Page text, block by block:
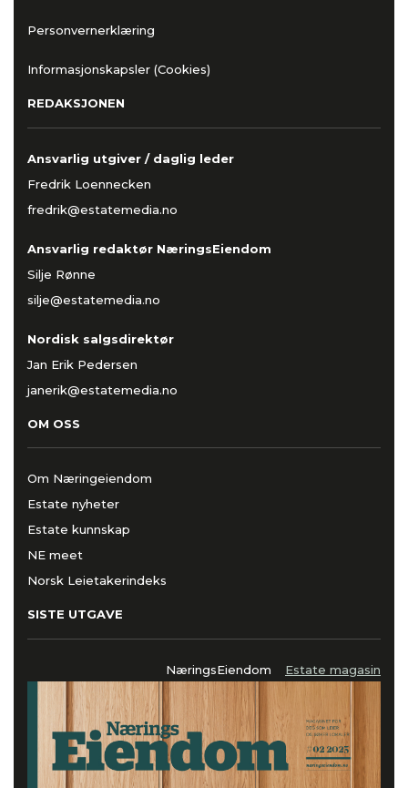
Personvernerklæring
Informasjonskapsler (Cookies)
REDAKSJONEN
Ansvarlig utgiver / daglig leder
Fredrik Loennecken
fredrik@estatemedia.no
Ansvarlig redaktør NæringsEiendom
Silje Rønne
silje@estatemedia.no
Nordisk salgsdirektør
Jan Erik Pedersen
janerik@estatemedia.no
OM OSS
Om Næringeiendom
Estate nyheter
Estate kunnskap
NE meet
Norsk Leietakerindeks
SISTE UTGAVE
NæringsEiendom Estate magasin